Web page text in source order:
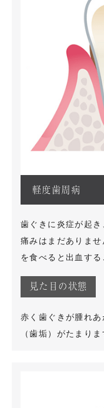
軽度歯周病
歯ぐきに炎症が起き
痛みはまだありま
を食べると出血する
見た目の状態
赤く歯ぐきが腫れ
（歯垢）がたまりま